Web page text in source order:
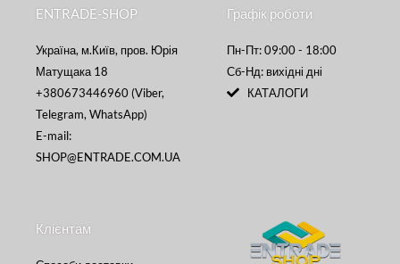
ENTRADE-SHOP
Україна, м.Київ, пров. Юрія
Матущака 18
+380673446960 (Viber,
Telegram, WhatsApp)
E-mail:
SHOP@ENTRADE.COM.UA
Графік роботи
Пн-Пт: 09:00 - 18:00
Сб-Нд: вихідні дні
КАТАЛОГИ
Клієнтам